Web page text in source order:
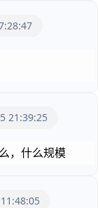
21:39:25
，什么规模